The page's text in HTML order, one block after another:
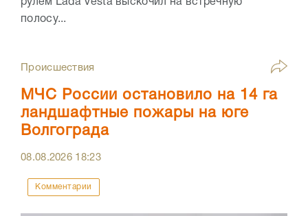
рулем Lada Vesta выскочил на встречную
полосу...
Происшествия
МЧС России остановило на 14 га
ландшафтные пожары на юге
Волгограда
08.08.2026 18:23
Комментарии